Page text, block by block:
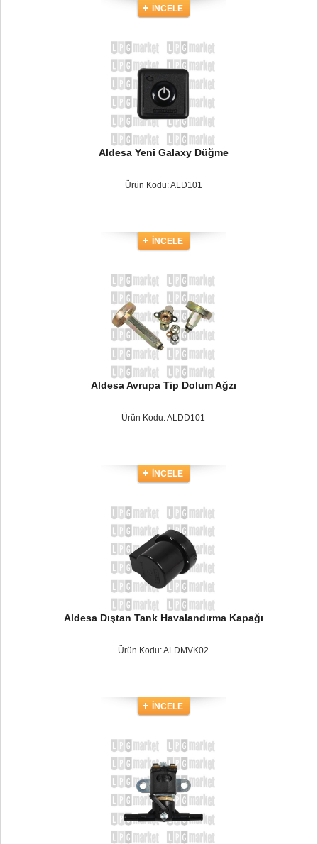
İNCELE
Aldesa Yeni Galaxy Düğme
Ürün Kodu: ALD101
İNCELE
Aldesa Avrupa Tip Dolum Ağzı
Ürün Kodu: ALDD101
İNCELE
Aldesa Dıştan Tank Havalandırma Kapağı
Ürün Kodu: ALDMVK02
İNCELE